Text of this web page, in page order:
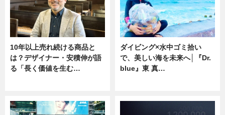
10年以上売れ続ける商品と
は？デザイナー・安積伸が語
る「長く価値を生む…
ダイビング×水中ゴミ拾い
で、美しい海を未来へ│『Dr.
blue』東 真…